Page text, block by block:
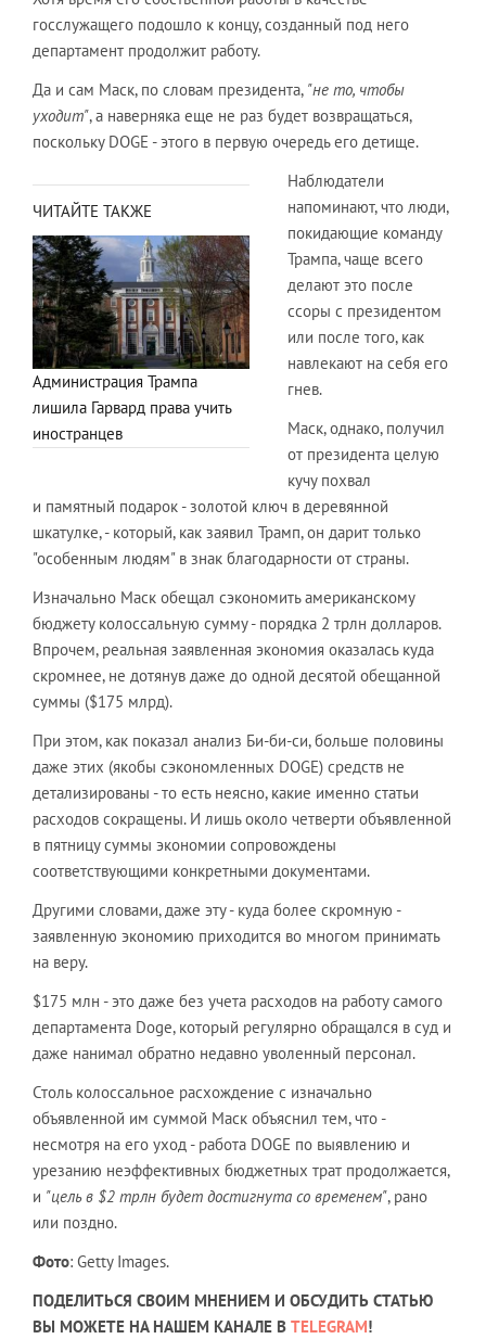
госслужащего подошло к концу, созданный под него
департамент продолжит работу.
Да и сам Маск, по словам президента, "не то, чтобы
уходит", а наверняка еще не раз будет возвращаться,
поскольку DOGE - этого в первую очередь его детище.
ЧИТАЙТЕ ТАКЖЕ
Администрация Трампа
лишила Гарвард права учить
иностранцев
Наблюдатели
напоминают, что люди,
покидающие команду
Трампа, чаще всего
делают это после
ссоры с президентом
или после того, как
навлекают на себя его
гнев.
Маск, однако, получил
от президента целую
кучу похвал
и памятный подарок - золотой ключ в деревянной
шкатулке, - который, как заявил Трамп, он дарит только
"особенным людям" в знак благодарности от страны.
Изначально Маск обещал сэкономить американскому
бюджету колоссальную сумму - порядка 2 трлн долларов.
Впрочем, реальная заявленная экономия оказалась куда
скромнее, не дотянув даже до одной десятой обещанной
суммы ($175 млрд).
При этом, как показал анализ Би-би-си, больше половины
даже этих (якобы сэкономленных DOGE) средств не
детализированы - то есть неясно, какие именно статьи
расходов сокращены. И лишь около четверти объявленной
в пятницу суммы экономии сопровождены
соответствующими конкретными документами.
Другими словами, даже эту - куда более скромную -
заявленную экономию приходится во многом принимать
на веру.
$175 млн - это даже без учета расходов на работу самого
департамента Doge, который регулярно обращался в суд и
даже нанимал обратно недавно уволенный персонал.
Столь колоссальное расхождение с изначально
объявленной им суммой Маск объяснил тем, что -
несмотря на его уход - работа DOGE по выявлению и
урезанию неэффективных бюджетных трат продолжается,
и "цель в $2 трлн будет достигнута со временем", рано
или поздно.
Фото: Getty Images.
ПОДЕЛИТЬСЯ СВОИМ МНЕНИЕМ И ОБСУДИТЬ СТАТЬЮ
ВЫ МОЖЕТЕ НА НАШЕМ КАНАЛЕ В TELEGRAM!